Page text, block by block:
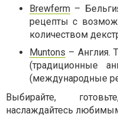
Brewferm –
рецепты с
количеством
Muntons – Англия.
(традиционные
(международные
Выбирайте,
наслаждайтесь